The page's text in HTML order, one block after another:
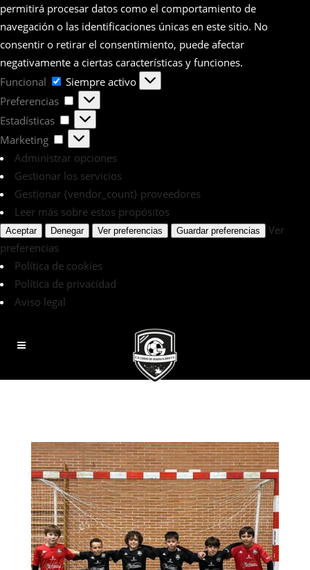
permitirá procesar datos como el comportamiento de
navegación o las identificaciones únicas en este sitio. No
consentir o retirar el consentimiento, puede afectar
negativamente a ciertas características y funciones.
Funcional
Funcional
Siempre activo
Preferencias
Preferencias
Estadísticas
Estadísticas
Marketing
Marketing
Administrar opciones
Gestionar los servicios
Gestionar {vendor_count} proveedores
Leer más sobre estos propósitos
Aceptar Denegar Ver preferencias Guardar preferencias
Ver
preferencias
Política de cookies
Política de privacidad
Aviso legal